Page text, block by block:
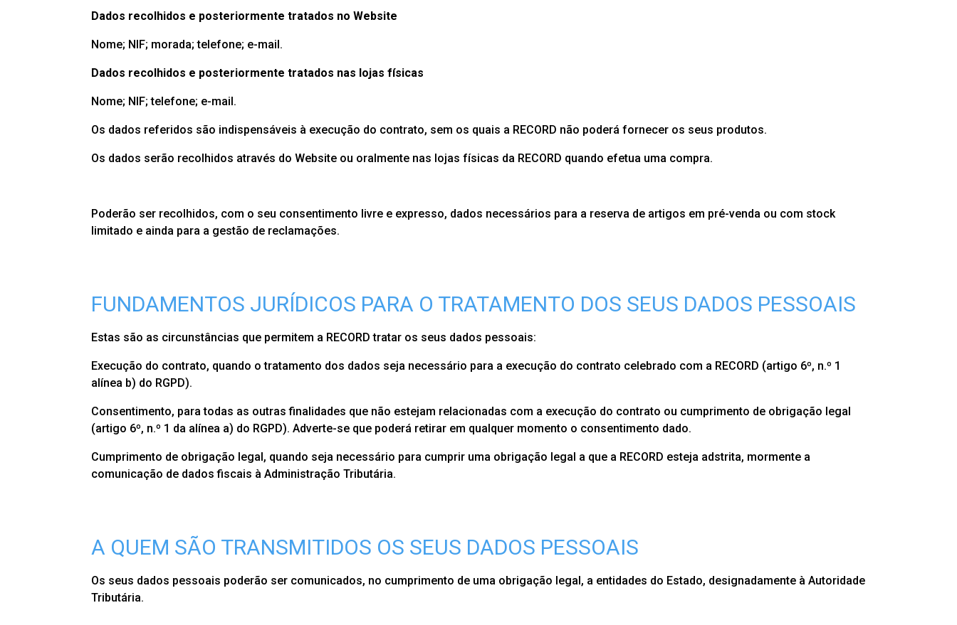
Dados recolhidos e posteriormente tratados no Website
Nome; NIF; morada; telefone; e-mail.
Dados recolhidos e posteriormente tratados nas lojas físicas
Nome; NIF; telefone; e-mail.
Os dados referidos são indispensáveis à execução do contrato, sem os quais a RECORD não poderá fornecer os seus produtos.
Os dados serão recolhidos através do Website ou oralmente nas lojas físicas da RECORD quando efetua uma compra.
Poderão ser recolhidos, com o seu consentimento livre e expresso, dados necessários para a reserva de artigos em pré-venda ou com stock
limitado e ainda para a gestão de reclamações.
FUNDAMENTOS JURÍDICOS PARA O TRATAMENTO DOS SEUS DADOS PESSOAIS
Estas são as circunstâncias que permitem a RECORD tratar os seus dados pessoais:
Execução do contrato, quando o tratamento dos dados seja necessário para a execução do contrato celebrado com a RECORD (artigo 6º, n.º 1
alínea b) do RGPD).
Consentimento, para todas as outras finalidades que não estejam relacionadas com a execução do contrato ou cumprimento de obrigação legal
(artigo 6º, n.º 1 da alínea a) do RGPD). Adverte-se que poderá retirar em qualquer momento o consentimento dado.
Cumprimento de obrigação legal, quando seja necessário para cumprir uma obrigação legal a que a RECORD esteja adstrita, mormente a
comunicação de dados fiscais à Administração Tributária.
A QUEM SÃO TRANSMITIDOS OS SEUS DADOS PESSOAIS
Os seus dados pessoais poderão ser comunicados, no cumprimento de uma obrigação legal, a entidades do Estado, designadamente à Autoridade
Tributária.